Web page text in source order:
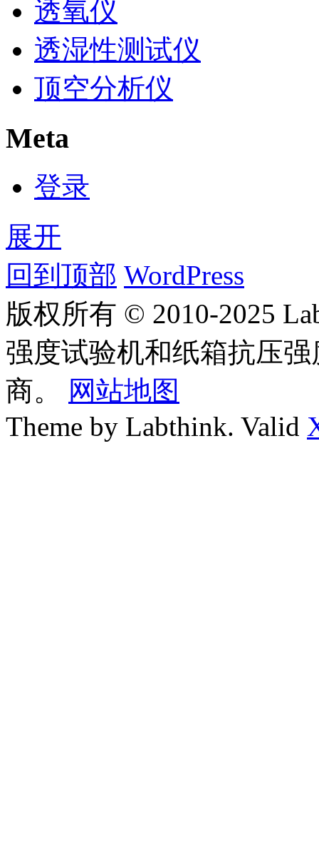
透氧仪
透湿性测试仪
顶空分析仪
Meta
登录
展开
回到顶部 WordPress
版权所有 © 2010-2025
强度试验机和纸箱抗压
商。
网站地图
Theme by Labthink. Valid